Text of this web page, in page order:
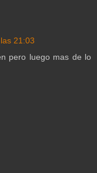
21:03
pero luego mas de lo